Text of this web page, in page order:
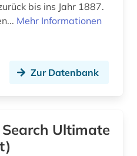
bis ins Jahr 1887.
Mehr Informationen
Zur Datenbank
Ultimate